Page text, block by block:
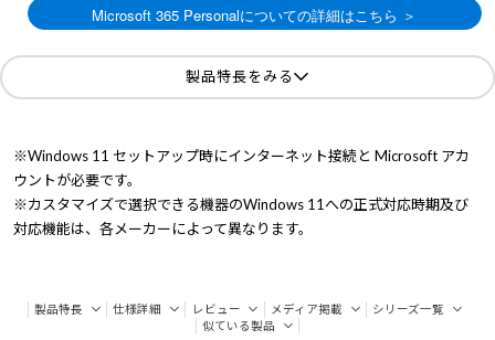
製品特長をみる
※Windows 11 セットアップ時にインターネット接続と Microsoft アカ
ウントが必要です。
※カスタマイズで選択できる機器のWindows 11への正式対応時期及び
対応機能は、各メーカーによって異なります。
製品特長 仕様詳細 レビュー メディア掲載
シリーズ一覧
似ている製品